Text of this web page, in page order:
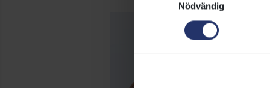
Nödvändig